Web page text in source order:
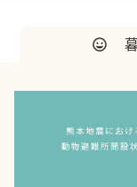
暮